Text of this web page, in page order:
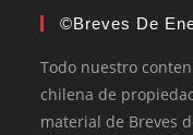
©Breves De
Todo nuestro
chilena de
material de Breves